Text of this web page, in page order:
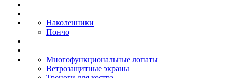
Наколенники
Пончо
Многофункциональные лопаты
Ветрозащитные экраны